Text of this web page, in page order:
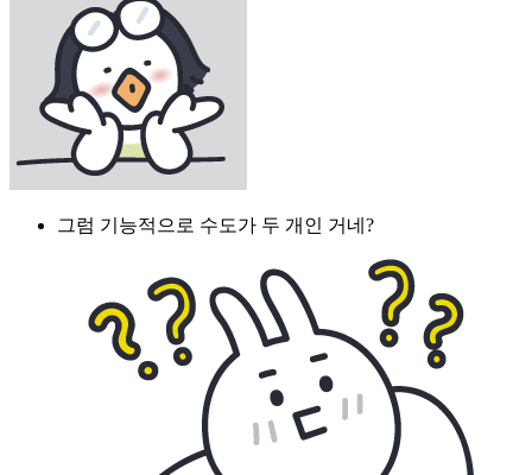
그럼 기능적으로 수도가 두 개인 거네?